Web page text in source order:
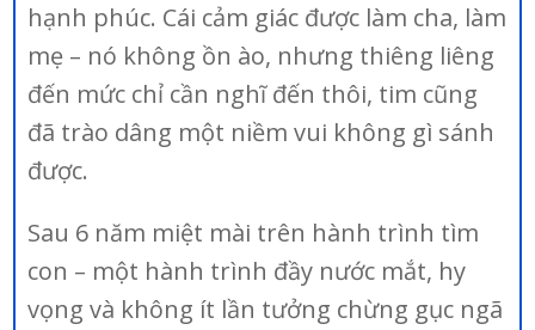
hạnh phúc. Cái cảm giác được làm cha, làm
mẹ – nó không ồn ào, nhưng thiêng liêng
đến mức chỉ cần nghĩ đến thôi, tim cũng
đã trào dâng một niềm vui không gì sánh
được.
Sau 6 năm miệt mài trên hành trình tìm
con – một hành trình đầy nước mắt, hy
vọng và không ít lần tưởng chừng gục ngã